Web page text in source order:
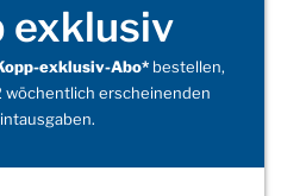
exklusiv
exklusiv-Abo*bestellen,
wöchentlich erscheinenden